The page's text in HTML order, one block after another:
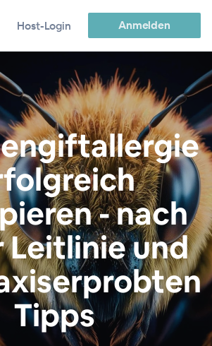
Host-Login Anmelden
- nach
Leitlinie und
Tipps